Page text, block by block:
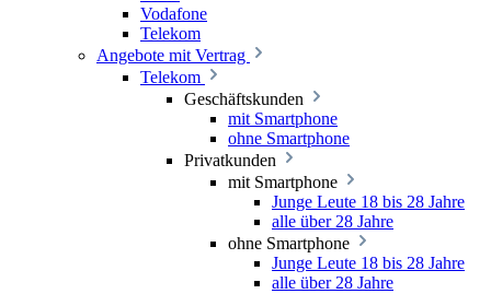
Vodafone
Telekom
Angebote mit Vertrag
Telekom
Geschäftskunden
mit Smartphone
ohne Smartphone
Privatkunden
mit Smartphone
Junge Leute 18 bis 28 Jahre
alle über 28 Jahre
ohne Smartphone
Junge Leute 18 bis 28 Jahre
alle über 28 Jahre